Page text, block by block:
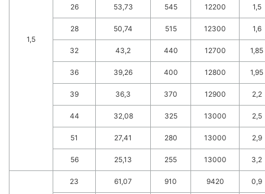
1,5
26 53,73 545 12200 1,5
28 50,74 515 12300 1,6
32 43,2 440 12700 1,85
36 39,26 400 12800 1,95
39 36,3 370 12900 2,2
44 32,08 325 13000 2,5
51 27,41 280 13000 2,9
56 25,13 255 13000 3,2
23 61,07 910 9420 0,9